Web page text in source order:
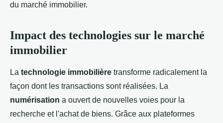
du marché immobilier.
Impact des technologies sur le marché
immobilier
La technologie immobilière transforme radicalement la
façon dont les transactions sont réalisées. La
numérisation a ouvert de nouvelles voies pour la
recherche et l'achat de biens. Grâce aux plateformes